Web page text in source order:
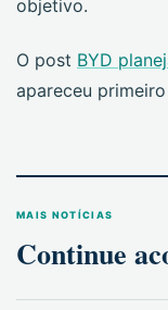
objetivo.
O post BYD
apareceu
MAIS NOTÍCIAS
Continue